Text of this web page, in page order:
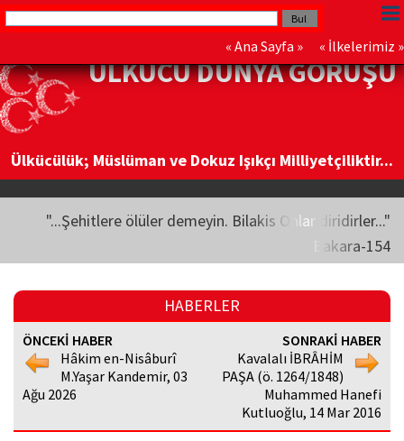
« Ana Sayfa » « İlkelerimiz »
ÜLKÜCÜ DÜNYA GÖRÜŞÜ
Ülkücülük; Müslüman ve Dokuz Işıkçı Milliyetçiliktir...
"...Şehitlere ölüler demeyin. Bilakis Onlar diridirler..."
Bakara-154
HABERLER
ÖNCEKİ HABER
Hâkim en-Nisâburî
M.Yaşar Kandemir, 03
Ağu 2026
SONRAKİ HABER
Kavalalı İBRÂHİM
PAŞA (ö. 1264/1848)
Muhammed Hanefi
Kutluoğlu, 14 Mar 2016